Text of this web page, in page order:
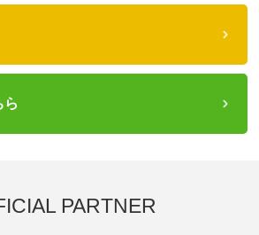
ら
PARTNER